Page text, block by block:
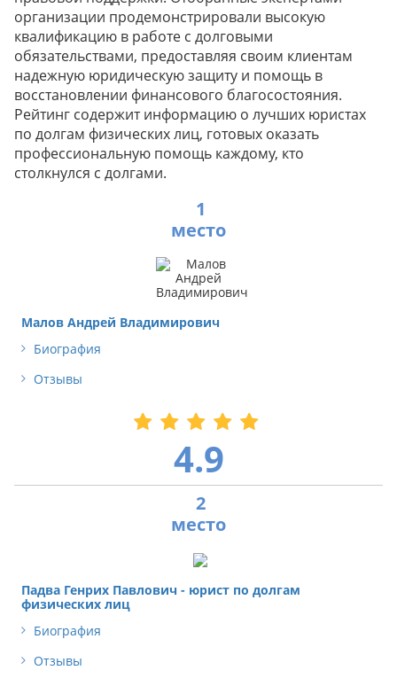
организации продемонстрировали высокую
квалификацию в работе с долговыми
обязательствами, предоставляя своим клиентам
надежную юридическую защиту и помощь в
восстановлении финансового благосостояния.
Рейтинг содержит информацию о лучших юристах
по долгам физических лиц, готовых оказать
профессиональную помощь каждому, кто
столкнулся с долгами.
1
Малов Андрей Владимирович
Биография
Отзывы
4.9
2
Падва Генрих Павлович - юрист по долгам
физических лиц
Биография
Отзывы